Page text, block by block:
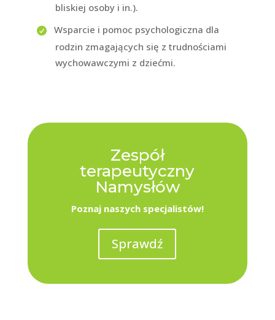
bliskiej osoby i in.).
Wsparcie i pomoc psychologiczna dla
rodzin zmagających się z trudnościami
wychowawczymi z dziećmi.
Zespół
terapeutyczny
Namysłów
Poznaj naszych specjalistów!
Sprawdź